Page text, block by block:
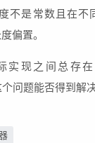
不是常数且在不
偏置。
实现之间总存
问题能否得到解决